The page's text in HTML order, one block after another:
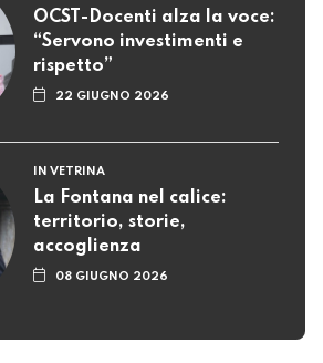
OCST-Docenti alza la voce:
“Servono investimenti e
rispetto”
22 GIUGNO 2026
IN VETRINA
La Fontana nel calice:
territorio, storie,
accoglienza
08 GIUGNO 2026